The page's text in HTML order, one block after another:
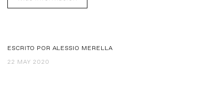
ESCRITO POR ALESSIO MERELLA
22 MAY 2020